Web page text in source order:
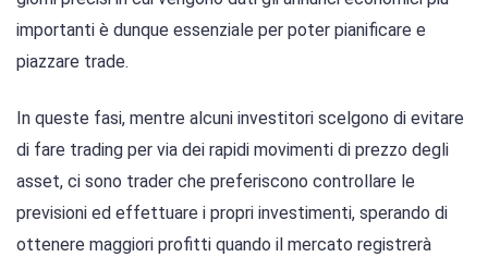
importanti è dunque essenziale per poter pianificare e
piazzare trade.
In queste fasi, mentre alcuni investitori scelgono di evitare
di fare trading per via dei rapidi movimenti di prezzo degli
asset, ci sono trader che preferiscono controllare le
previsioni ed effettuare i propri investimenti, sperando di
ottenere maggiori profitti quando il mercato registrerà